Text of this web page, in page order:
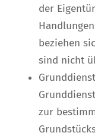
der
beziehen
sind nicht
zur